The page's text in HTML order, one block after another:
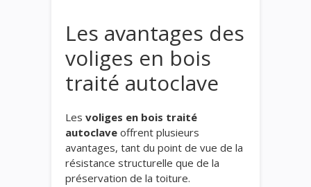
Les avantages des
voliges en bois
traité autoclave
Les voliges en bois traité
autoclave offrent plusieurs
avantages, tant du point de vue de la
résistance structurelle que de la
préservation de la toiture.